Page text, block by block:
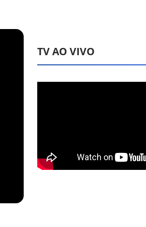
TV AO VIVO